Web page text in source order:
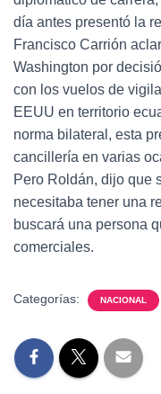
día antes presentó la
Francisco Carrión
Washington por
con los vuelos de
EEUU en territorio
norma bilateral, esta
cancillería en varias
Pero Roldán, dijo que
necesitaba tener una
buscará una persona
comerciales.
Categorías: NACIONAL